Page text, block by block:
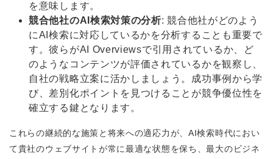
を意味します。
競合他社のAI検索対策の分析: 競合他社がどのよう
にAI検索に対応しているかを分析することも重要で
す。彼らがAI Overviewsで引用されているか、ど
のようなコンテンツが評価されているかを観察し、
自社の戦略立案に活かしましょう。成功事例から学
び、差別化ポイントを見つけることが競争優位性を
確立する鍵となります。
これらの継続的な施策と将来への適応力が、AI検索時代におい
て貴社のウェブサイトが常に最適な状態を保ち、最大のビジネ